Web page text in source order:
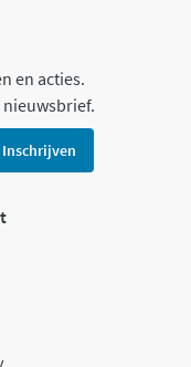
en acties.
Inschrijven